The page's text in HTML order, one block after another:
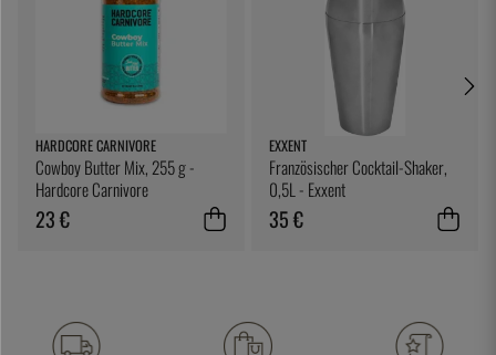
HARDCORE CARNIVORE
Cowboy Butter Mix, 255 g -
Hardcore Carnivore
23 €
EXXENT
Französischer Cocktail-Shaker,
0,5L - Exxent
35 €